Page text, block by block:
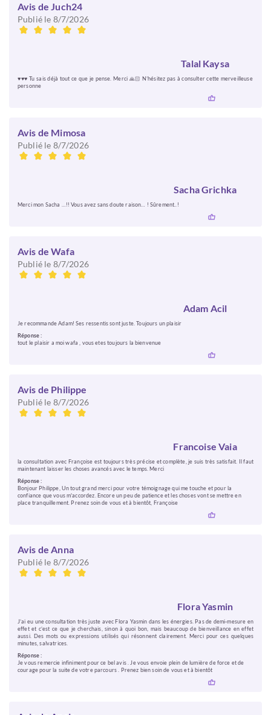
Avis de Juch24
Publié le 8/7/2026
Talal Kaysa
♥️♥️♥️ Tu sais déjà tout ce que je pense. Merci 🙏🏻 N’hésitez pas à consulter cette merveilleuse
personne
Avis de Mimosa
Publié le 8/7/2026
Sacha Grichka
Merci mon Sacha …!! Vous avez sans doute raison… ! Sûrement..!
Avis de Wafa
Publié le 8/7/2026
Adam Acil
Je recommande Adam! Ses ressentis sont juste. Toujours un plaisir
Réponse :
tout le plaisir a moi wafa , vous etes toujours la bienvenue
Avis de Philippe
Publié le 8/7/2026
Francoise Vaia
la consultation avec Françoise est toujours très précise et complète, je suis très satisfait. Il faut
maintenant laisser les choses avancés avec le temps. Merci
Réponse :
Bonjour Philippe, Un tout grand merci pour votre témoignage qui me touche et pour la
confiance que vous m'accordez. Encore un peu de patience et les choses vont se mettre en
place tranquillement. Prenez soin de vous et à bientôt, Françoise
Avis de Anna
Publié le 8/7/2026
Flora Yasmin
J’ai eu une consultation très juste avec Flora Yasmin dans les énergies. Pas de demi-mesure en
effet et c’est ce que je cherchais, sinon à quoi bon, mais beaucoup de bienveillance en effet
aussi. Des mots ou expressions utilisés qui résonnent clairement. Merci pour ces quelques
minutes, salvatrices.
Réponse :
Je vous remercie infiniment pour ce bel avis . Je vous envoie plein de lumière de force et de
courage pour la suite de votre parcours . Prenez bien soin de vous et à bientôt